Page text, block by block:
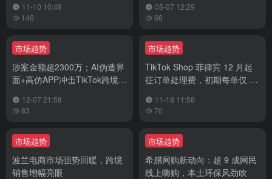
11-10 10:49
146
05-07 12:29
68
市场趋势
涉案金额超2300万；AI伪造界
面+高仿APP冲击TikTok跨境电
12-07 21:58
83
市场趋势
TikTok Shop 菲律宾 12 月起
征订单处理费，初期每单仅 3
11-18 11:58
70
市场趋势
波兰电商市场强势回暖，跨境
销售增幅亮眼
市场趋势
希腊网购新动向：超 9 成网民
线上嗨购，本土环保风劲吹